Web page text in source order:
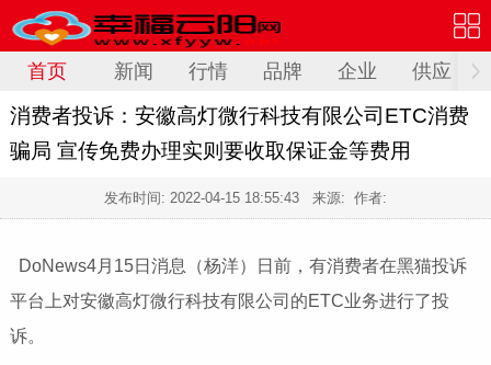
首页 新闻 行情 品牌 企业 供应
消费者投诉：安徽高灯微行科技有限公司ETC消费
骗局 宣传免费办理实则要收取保证金等费用
发布时间: 2022-04-15 18:55:43 来源: 作者:
DoNews4月15日消息（杨洋）日前，有消费者在黑猫投诉
平台上对安徽高灯微行科技有限公司的ETC业务进行了投
诉。